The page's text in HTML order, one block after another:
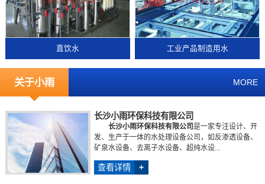
直饮水 工业产品制造用水
关于小雨 MORE
长沙小雨环保科技有限公司
长沙小雨环保科技有限公司是一家专注设计、开
发、生产于一体的水处理设备公司，如反渗透设备、
矿泉水设备、去离子水设备、超纯水设...
查看详情 +